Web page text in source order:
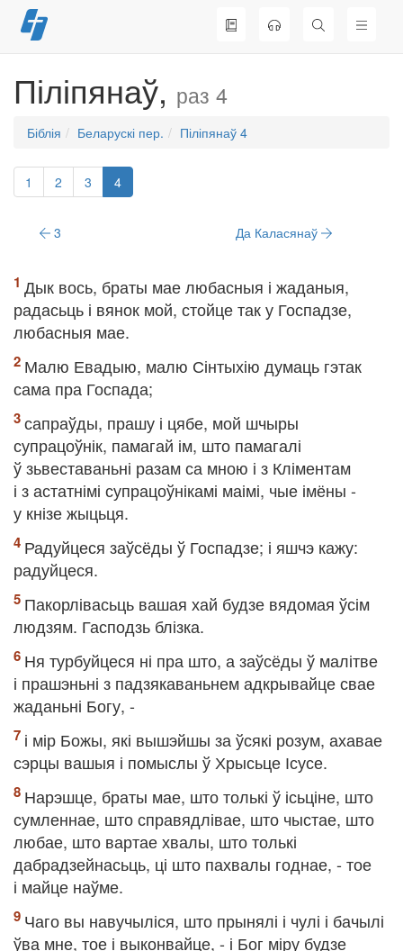
Перайсці
да
Піліпянаў, раз 4
Біблія Беларускі пер. Піліпянаў 4
1 2 3 4
3 Да Каласянаў
Дык вось, браты мае любасныя і жаданыя,
радасьць і вянок мой, стойце так у Госпадзе,
любасныя мае.
Малю Евадыю, малю Сінтыхію думаць гэтак
сама пра Госпада;
сапраўды, прашу і цябе, мой шчыры
супрацоўнік, памагай ім, што памагалі
ў зьвеставаньні разам са мною і з Кліментам
і з астатнімі супрацоўнікамі маімі, чые імёны -
у кнізе жыцьця.
Радуйцеся заўсёды ў Госпадзе; і яшчэ кажу:
радуйцеся.
Пакорлівасьць вашая хай будзе вядомая ўсім
людзям. Гасподзь блізка.
Ня турбуйцеся ні пра што, а заўсёды ў малітве
і прашэньні з падзякаваньнем адкрывайце свае
жаданьні Богу, -
і мір Божы, які вышэйшы за ўсякі розум, ахавае
сэрцы вашыя і помыслы ў Хрысьце Ісусе.
Нарэшце, браты мае, што толькі ў ісьціне, што
сумленнае, што справядлівае, што чыстае, што
любае, што вартае хвалы, што толькі
дабрадзейнасьць, ці што пахвалы годнае, - тое
і майце наўме.
Чаго вы навучыліся, што прынялі і чулі і бачылі
ўва мне, тое і выконвайце, - і Бог міру будзе